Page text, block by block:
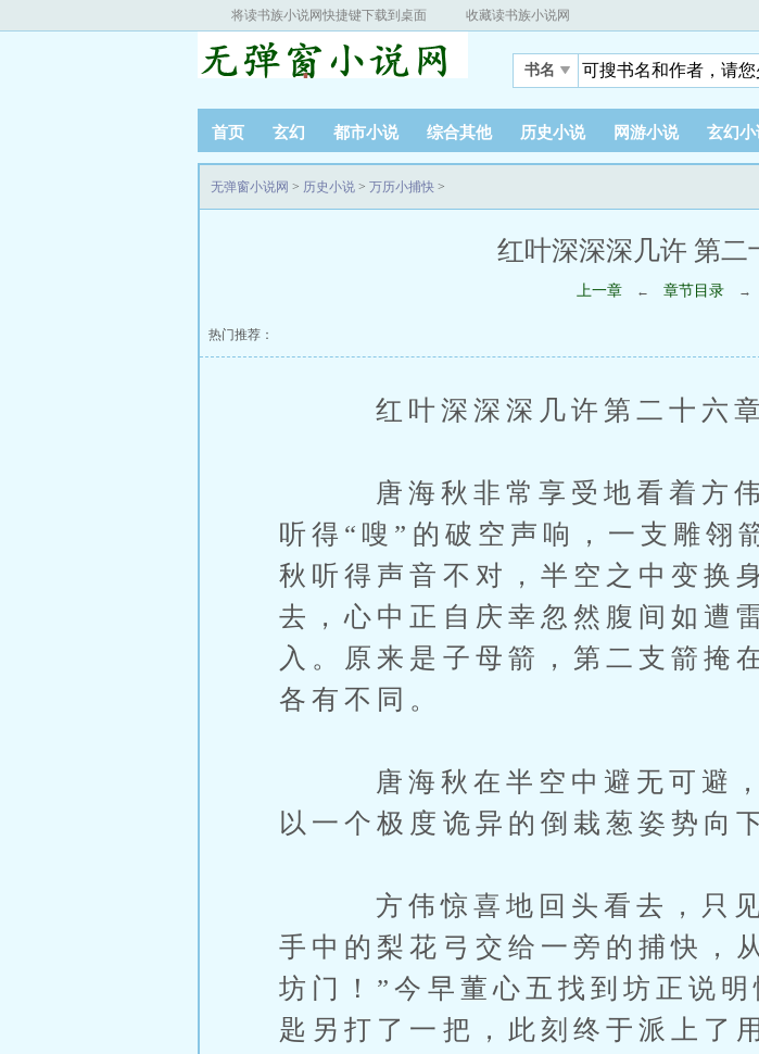
将读书族小说网快捷键下载到桌面 收藏读书族小说网
书名
首页 玄幻 都市小说 综合其他 历史小说 网游小说 玄幻小
无弹窗小说网 > 历史小说 > 万历小捕快 >
红叶深深深几许 第二
上一章 ← 章节目录 →
热门推荐：
红叶深深深几许第二十六章
唐海秋非常享受地看着方伟
听得“嗖”的破空声响，一支雕翎
秋听得声音不对，半空之中变换
去，心中正自庆幸忽然腹间如遭
入。原来是子母箭，第二支箭掩
各有不同。
唐海秋在半空中避无可避，
以一个极度诡异的倒栽葱姿势向
方伟惊喜地回头看去，只见
手中的梨花弓交给一旁的捕快，
坊门！”今早董心五找到坊正说
匙另打了一把，此刻终于派上了